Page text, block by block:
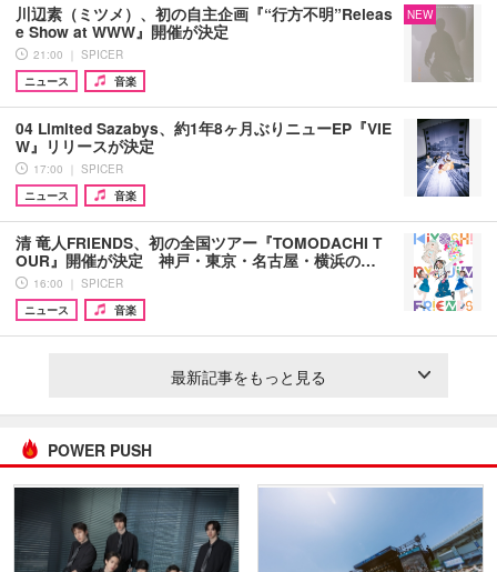
川辺素（ミツメ）、初の自主企画『“行方不明”Releas
e Show at WWW』開催が決定
21:00 ｜ SPICER
ニュース
音楽
NEW
04 Limited Sazabys、約1年8ヶ月ぶりニューEP『VIE
W』リリースが決定
17:00 ｜ SPICER
ニュース
音楽
清 竜人FRIENDS、初の全国ツアー『TOMODACHI T
OUR』開催が決定 神戸・東京・名古屋・横浜の…
16:00 ｜ SPICER
ニュース
音楽
最新記事をもっと見る
POWER PUSH